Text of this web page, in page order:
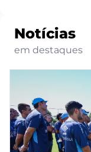
Notícias
em destaques